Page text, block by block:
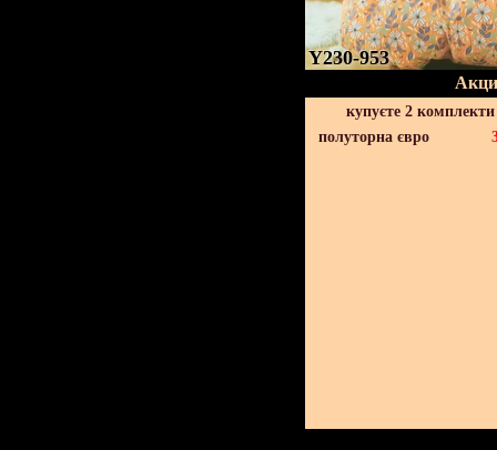
Y230-953
купуєте 2
полуторна євро